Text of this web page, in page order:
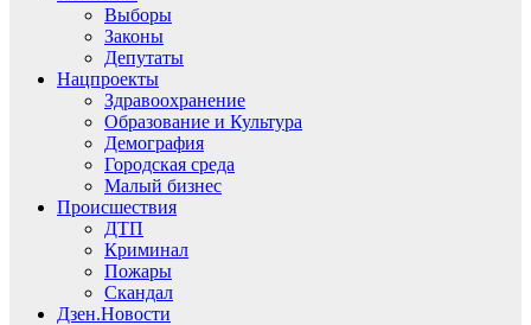
Выборы
Законы
Депутаты
Нацпроекты
Здравоохранение
Образование и Культура
Демография
Городская среда
Малый бизнес
Происшествия
ДТП
Криминал
Пожары
Скандал
Дзен.Новости